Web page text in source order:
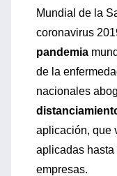
Mundial de la
coronavirus
pandemia
de la
nacionales
aplicación, que
aplicadas
empresas.